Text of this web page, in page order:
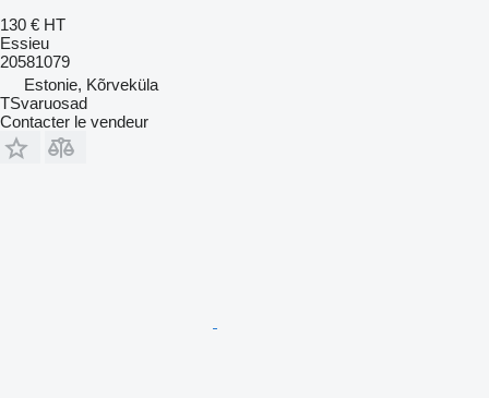
130 € HT
Essieu
20581079
Estonie, Kõrveküla
TSvaruosad
Contacter le vendeur